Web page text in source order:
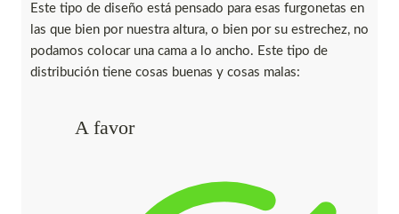
Este tipo de diseño está pensado para esas furgonetas en
las que bien por nuestra altura, o bien por su estrechez, no
podamos colocar una cama a lo ancho. Este tipo de
distribución tiene cosas buenas y cosas malas:
A favor